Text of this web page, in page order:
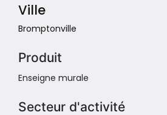
Ville
Bromptonville
Produit
Enseigne murale
Secteur d'activité